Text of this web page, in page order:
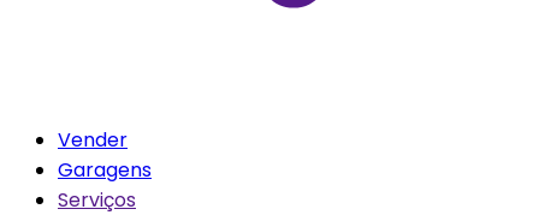
Vender
Garagens
Serviços